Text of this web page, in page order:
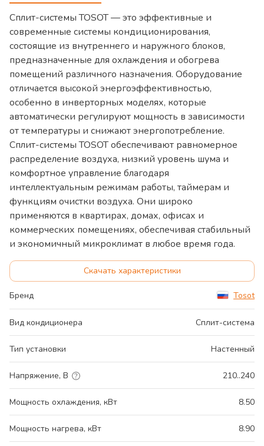
Сплит-системы TOSOT — это эффективные и
современные системы кондиционирования,
состоящие из внутреннего и наружного блоков,
предназначенные для охлаждения и обогрева
помещений различного назначения. Оборудование
отличается высокой энергоэффективностью,
особенно в инверторных моделях, которые
автоматически регулируют мощность в зависимости
от температуры и снижают энергопотребление.
Сплит-системы TOSOT обеспечивают равномерное
распределение воздуха, низкий уровень шума и
комфортное управление благодаря
интеллектуальным режимам работы, таймерам и
функциям очистки воздуха. Они широко
применяются в квартирах, домах, офисах и
коммерческих помещениях, обеспечивая стабильный
и экономичный микроклимат в любое время года.
Скачать характеристики
Бренд Tosot
Вид кондиционера Сплит-система
Тип установки Настенный
Напряжение, В 210..240
Мощность охлаждения, кВт 8.50
Мощность нагрева, кВт 8.90